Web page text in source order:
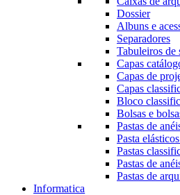
Dossier
Albuns e
Separadores
Tabuleiros de
Capas
Capas de
Capas
Bloco
Bolsas e
Pastas de
Pasta
Pastas
Pastas de
Pastas de
Informatica